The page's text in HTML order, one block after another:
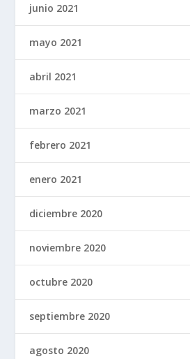
junio 2021
mayo 2021
abril 2021
marzo 2021
febrero 2021
enero 2021
diciembre 2020
noviembre 2020
octubre 2020
septiembre 2020
agosto 2020